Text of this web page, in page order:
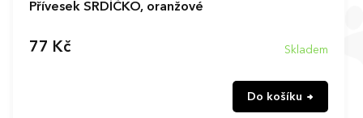
Přívesek SRDÍČKO, oranžové
Skladem
77 Kč
Do košíku